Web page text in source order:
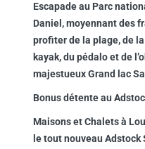
Escapade au Parc
Daniel, moyennant des
profiter de la plage, de
kayak, du pédalo et de
majestueux Grand lac
Bonus détente au
Maisons et Chalets à
le tout nouveau